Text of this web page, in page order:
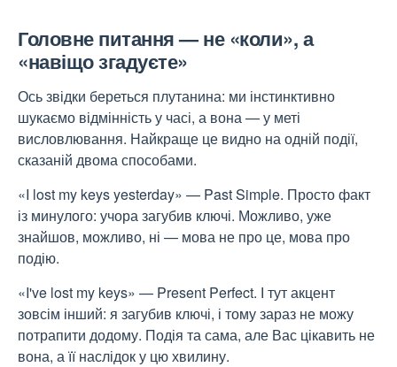
Головне питання — не «коли», а
«навіщо згадуєте»
Ось звідки береться плутанина: ми інстинктивно
шукаємо відмінність у часі, а вона — у меті
висловлювання. Найкраще це видно на одній події,
сказаній двома способами.
«I lost my keys yesterday» — Past Simple. Просто факт
із минулого: учора загубив ключі. Можливо, уже
знайшов, можливо, ні — мова не про це, мова про
подію.
«I've lost my keys» — Present Perfect. І тут акцент
зовсім інший: я загубив ключі, і тому зараз не можу
потрапити додому. Подія та сама, але Вас цікавить не
вона, а її наслідок у цю хвилину.